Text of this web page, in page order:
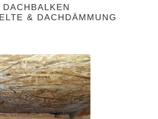
& DACHDÄMMUNG